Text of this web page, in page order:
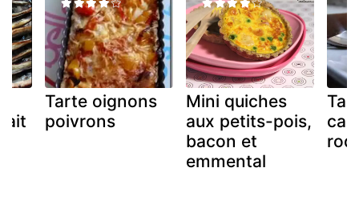
Tarte oignons
poivrons
Mini quiches
aux petits-pois,
bacon et
emmental